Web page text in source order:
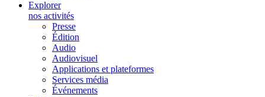
Explorer
nos activités
Presse
Édition
Audio
Audiovisuel
Applications et plateformes
Services média
Événements